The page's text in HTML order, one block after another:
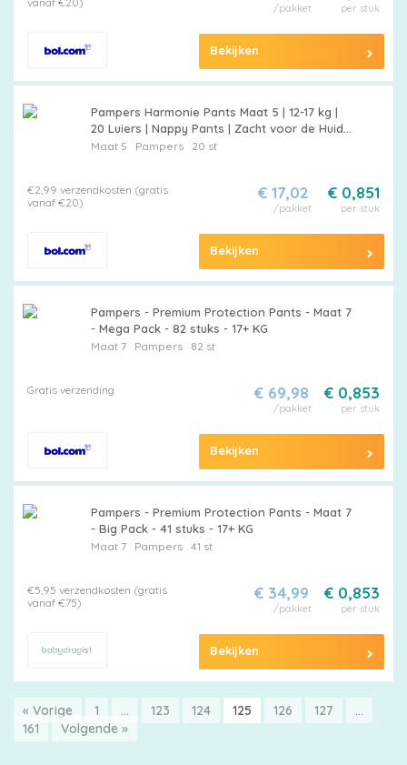
per stuk
/pakket
Bekijken
Pampers Harmonie Pants Maat 5 | 12-17 kg |
20 Luiers | Nappy Pants | Zacht voor de Huid |
Gerecyclede Papieren Verpakking
Maat 5 Pampers20 st
€2,99 verzendkosten (gratis
vanaf €20)
€ 0,851
per stuk
€ 17,02
/pakket
Bekijken
Pampers - Premium Protection Pants - Maat 7
- Mega Pack - 82 stuks - 17+ KG
Maat 7 Pampers82 st
Gratis verzending € 0,853
per stuk
€ 69,98
/pakket
Bekijken
Pampers - Premium Protection Pants - Maat 7
- Big Pack - 41 stuks - 17+ KG
Maat 7 Pampers41 st
€5,95 verzendkosten (gratis
vanaf €75)
€ 0,853
per stuk
€ 34,99
/pakket
Bekijken
« Vorige 1 … 123 124 125 126 127
…
161
Volgende »